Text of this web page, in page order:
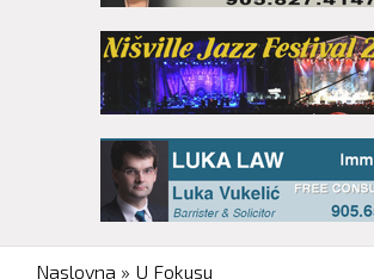
You are here
Naslovna » U Fokusu